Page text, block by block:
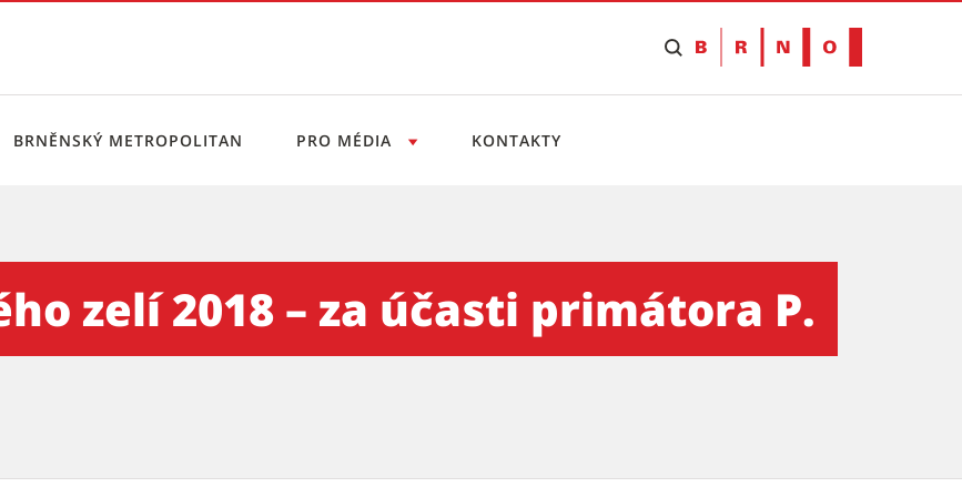
– za účasti primátora P. Vokřála - Tiskový servis
BRNĚNSKÝ METROPOLITAN PRO MÉDIA KONTAKTY
zelí 2018 – za účasti primátora P.